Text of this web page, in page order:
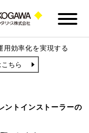
効率化を実現する
ちら
ントインストーラーの